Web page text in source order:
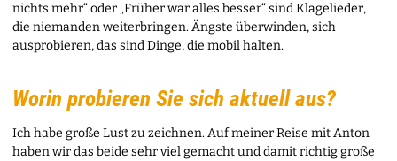
nichts mehr“ oder „Früher war alles besser“ sind Klagelieder,
die niemanden weiterbringen. Ängste überwinden, sich
ausprobieren, das sind Dinge, die mobil halten.
Worin probieren Sie sich aktuell aus?
Ich habe große Lust zu zeichnen. Auf meiner Reise mit Anton
haben wir das beide sehr viel gemacht und damit richtig große